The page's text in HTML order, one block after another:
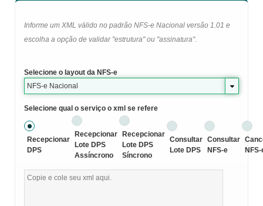
Informe um XML válido no padrão NFS-e Nacional versão 1.01 e
escolha a opção de validar "estrutura" ou "assinatura".
Selecione o layout da NFS-e
NFS-e Nacional
Selecione qual o serviço o xml se refere
Recepcionar
DPS
Recepcionar
Lote DPS
Assíncrono
Recepcionar
Lote DPS
Síncrono
Consultar
Lote DPS
Consultar
NFS-e
NFS-